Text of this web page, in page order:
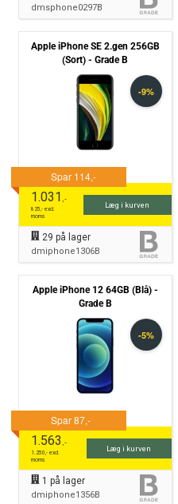
dmsphone0297B
Apple iPhone SE 2.gen 256GB
(Sort) - Grade B
1.031 ,-
825,- excl.
moms
Læg i kurven
29 på lager
dmiphone1306B
Apple iPhone 12 64GB (Blå) -
Grade B
1.563,-
1.250,- excl.
moms
Læg i kurven
1 på lager
dmiphone1356B